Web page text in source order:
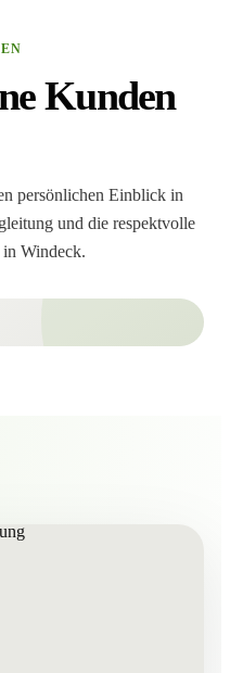
Kunden
persönlichen Einblick in
und die respektvolle
Windeck.